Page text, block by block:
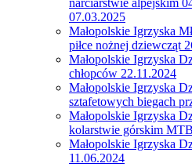
07.03.2025
Małopolskie Igrzyska
piłce nożnej dziewcząt
Małopolskie Igrzyska
chłopców 22.11.2024
Małopolskie Igrzyska
sztafetowych biegach
Małopolskie Igrzyska
kolarstwie górskim
Małopolskie Igrzyska
11.06.2024